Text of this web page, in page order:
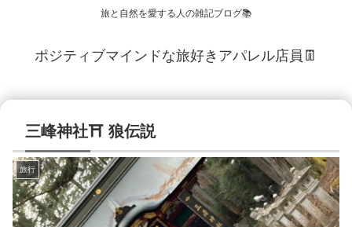
旅と自然を愛する人の雑記ブログ📚
ポジティブマインドな旅好きアパレル店員👖
三峰神社⛩ 狼伝説
旅行